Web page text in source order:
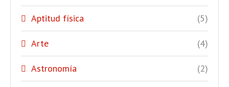
Aptitud física (5)
Arte (4)
Astronomía (2)